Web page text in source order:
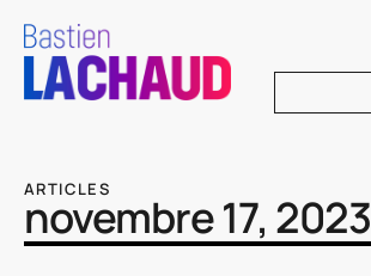
ARTICLES
novembre 17, 2023